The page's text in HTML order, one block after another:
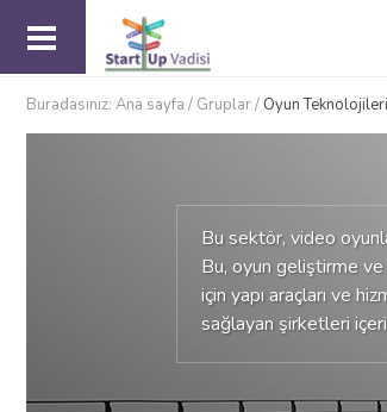
Buradasınız: Ana sayfa / Gruplar/ Oyun
Bu sektör, video
Bu, oyun geliştirme ve
için yapı araçları ve
sağlayan şirketleri